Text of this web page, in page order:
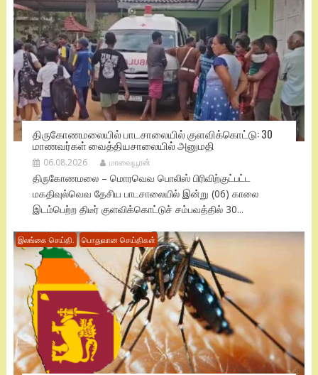
திருகோணமலையில் பாடசாலையில் குளவிக்கொட்டு: 30
மாணவர்கள் வைத்தியசாலையில் அனுமதி
06.08.2026 மாவையூரன்
திருகோணமலை – மொரவெவ பொலிஸ் பிரிவிற்குட்பட்ட
மகதிவுல்வெவ தேசிய பாடசாலையில் இன்று (06) காலை
இடம்பெற்ற திடீர் குளவிக்கொட்டுச் சம்பவத்தில் 30...
இலங்கை செய்தி. பொதுவான செய்திகள்